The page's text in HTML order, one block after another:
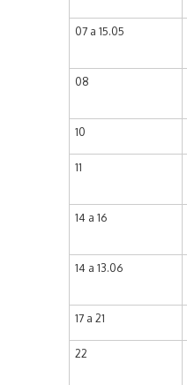
07 a 15.05
08
10
11
14 a 16
14 a 13.06
17 a 21
22